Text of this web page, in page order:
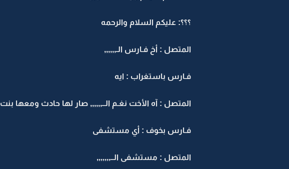
؟؟؟: عليكم السلام والرحمه
المتصل : أخ فـارس الـ,,,,,,
فـارس باستغراب : ايه
المتصل : آه الأخت نغـم الــ,,,,,, صار لها حادث ومعها بنت
فـارس بخوف : أي مستشفى
المتصل : مستشفى الــ,,,,,,,